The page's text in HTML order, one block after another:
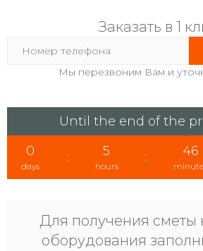
Заказать в 1
Мы перезвоним Вам и
Until the end of the
0
days
: 5
hours
: 46
Для получения сметы
оборудования